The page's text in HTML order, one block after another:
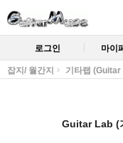
로그인 마이
잡지/ 월간지 기타랩 (Guitar
Guitar Lab (